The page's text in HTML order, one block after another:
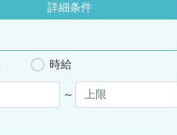
詳細条件
時給
～